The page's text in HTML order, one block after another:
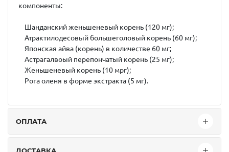
компоненты:
Шанданский женьшеневый корень (120 мг);
Атрактилодесовый большеголовый корень (60 мг);
Японская айва (корень) в количестве 60 мг;
Астрагалвоый перепончатый корень (25 мг);
Женьшеневый корень (10 мрг);
Рога оленя в форме экстракта (5 мг).
ОПЛАТА
ДОСТАВКА